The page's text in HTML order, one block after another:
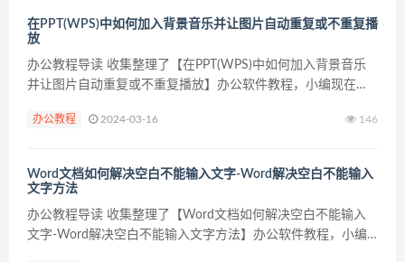
在PPT(WPS)中如何加入背景音乐并让图片自动重复或不重复播
放
办公教程导读 收集整理了【在PPT(WPS)中如何加入背景音乐
并让图片自动重复或不重复播放】办公软件教程，小编现在分
字，纯文字阅读大概需要2分钟。 办公教程内容图...
办公教程 2024-03-16 146
Word文档如何解决空白不能输入文字-Word解决空白不能输入
文字方法
办公教程导读 收集整理了【Word文档如何解决空白不能输入
文字-Word解决空白不能输入文字方法】办公软件教程，小编